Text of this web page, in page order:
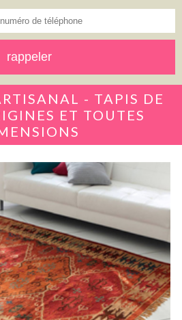
- TAPIS DE
ET TOUTES